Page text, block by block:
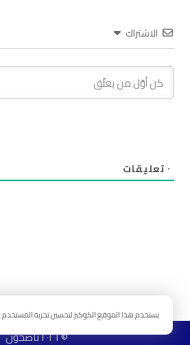
الاشتراك
٠ تعليقات
© ٢٠٢٦ ناصحون
يستخدم هذا الموقع الكوكيز لتحسين تجربة المستخدم.